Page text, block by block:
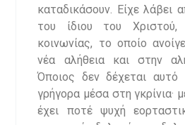
καταδικάσουν. Είχε λάβει
του ίδιου του
κοινωνίας, το οποίο
νέα αλήθεια και στην
Όποιος δεν δέχεται
γρήγορα μέσα στη γκρίνια·
έχει ποτέ ψυχή